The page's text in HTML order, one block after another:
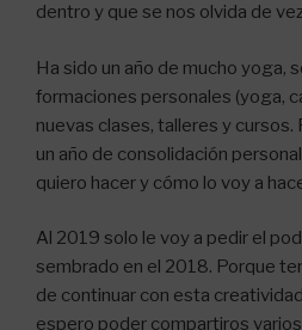
dentro y que se nos olvida de
Ha sido un año de mucho yoga,
formaciones personales (yoga,
nuevas clases, talleres y
un año de consolidación
quiero hacer y cómo lo voy a
Al 2019 solo le voy a pedir el
sembrado en el 2018. Porque
de continuar con esta
espero poder compartiros